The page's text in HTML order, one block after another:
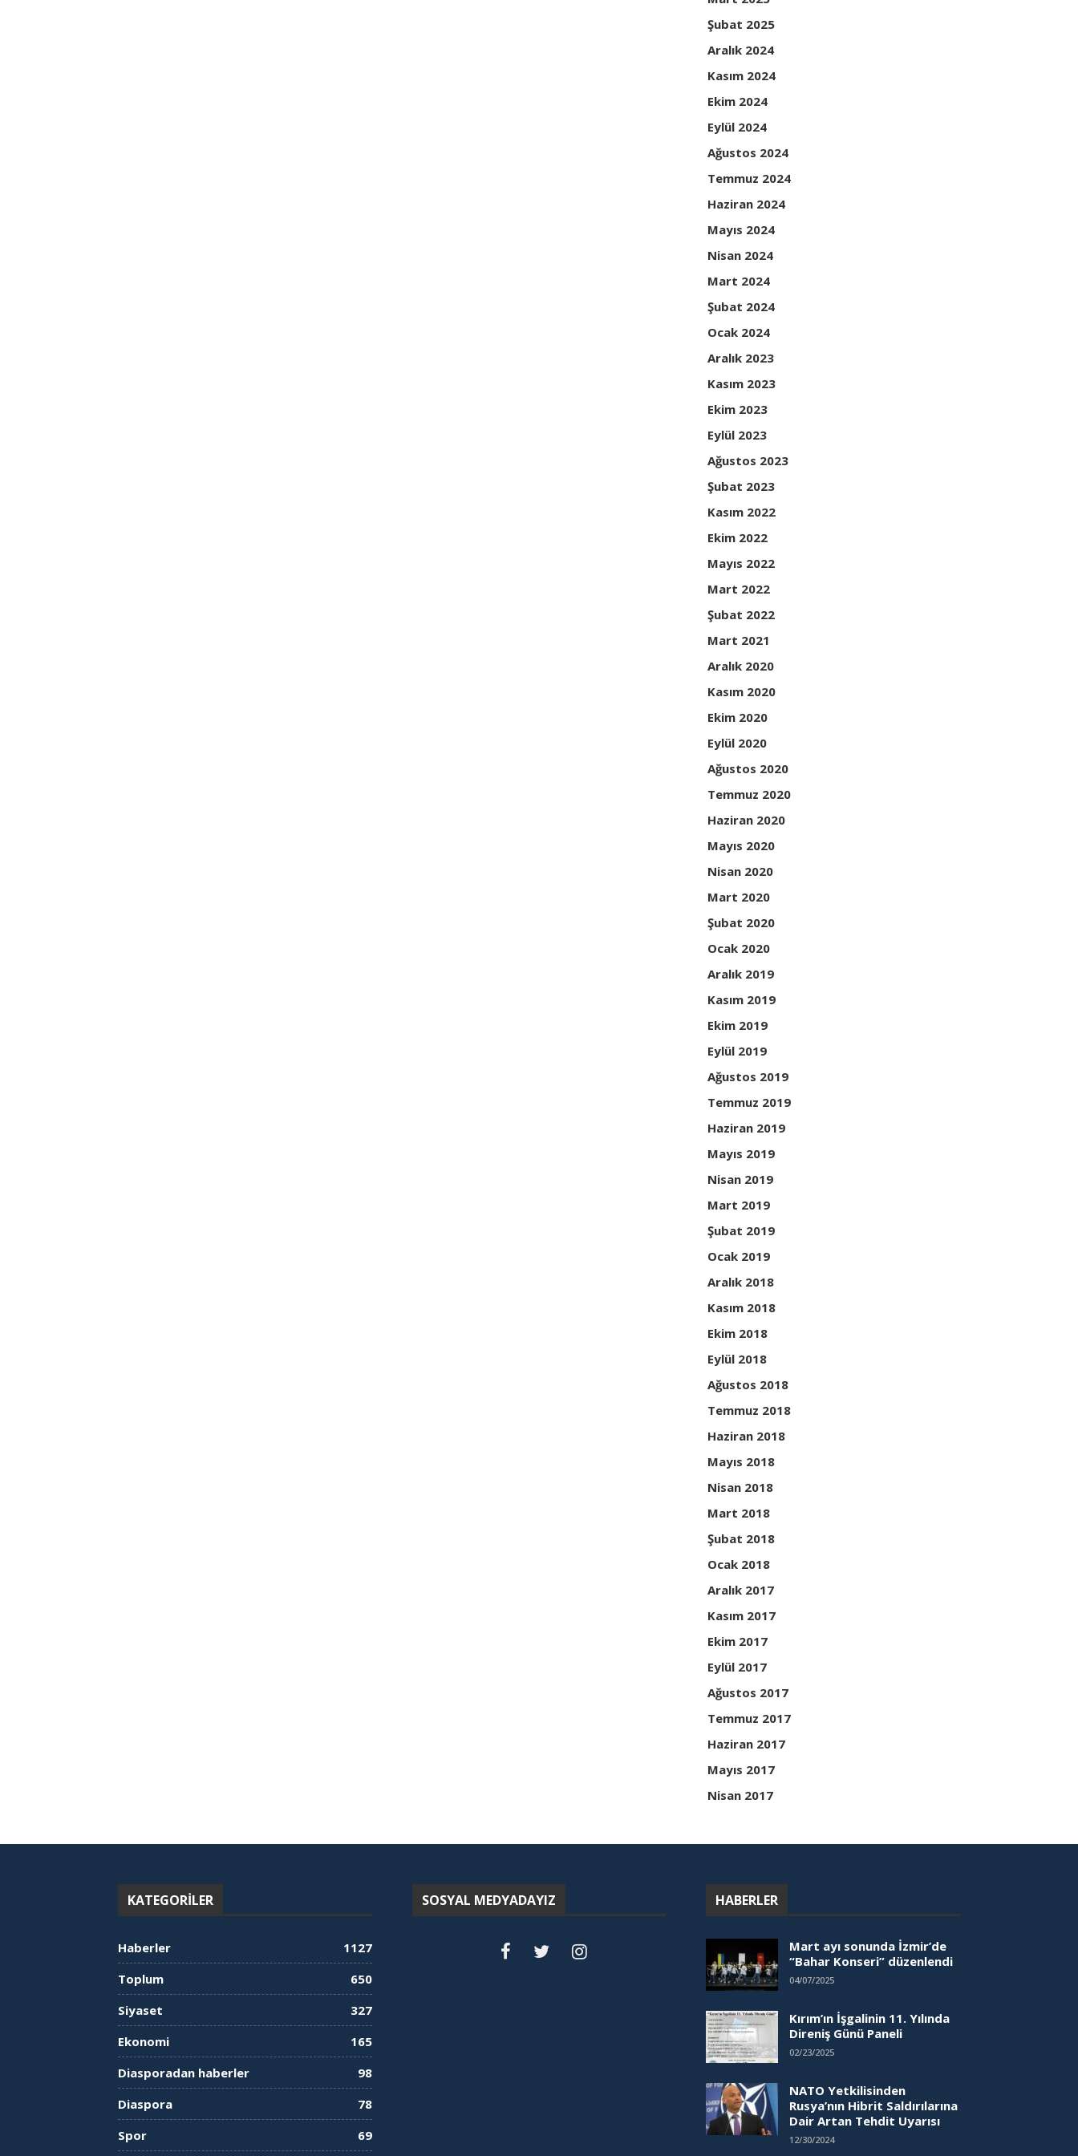
Şubat 2025
Aralık 2024
Kasım 2024
Ekim 2024
Eylül 2024
Ağustos 2024
Temmuz 2024
Haziran 2024
Mayıs 2024
Nisan 2024
Mart 2024
Şubat 2024
Ocak 2024
Aralık 2023
Kasım 2023
Ekim 2023
Eylül 2023
Ağustos 2023
Şubat 2023
Kasım 2022
Ekim 2022
Mayıs 2022
Mart 2022
Şubat 2022
Mart 2021
Aralık 2020
Kasım 2020
Ekim 2020
Eylül 2020
Ağustos 2020
Temmuz 2020
Haziran 2020
Mayıs 2020
Nisan 2020
Mart 2020
Şubat 2020
Ocak 2020
Aralık 2019
Kasım 2019
Ekim 2019
Eylül 2019
Ağustos 2019
Temmuz 2019
Haziran 2019
Mayıs 2019
Nisan 2019
Mart 2019
Şubat 2019
Ocak 2019
Aralık 2018
Kasım 2018
Ekim 2018
Eylül 2018
Ağustos 2018
Temmuz 2018
Haziran 2018
Mayıs 2018
Nisan 2018
Mart 2018
Şubat 2018
Ocak 2018
Aralık 2017
Kasım 2017
Ekim 2017
Eylül 2017
Ağustos 2017
Temmuz 2017
Haziran 2017
Mayıs 2017
Nisan 2017
KATEGORILER
Haberler
1127
Toplum
650
Siyaset
327
Ekonomi
165
Diasporadan haberler
98
Diaspora
78
Spor
69
SOSYAL MEDYADAYIZ HABERLER
Mart ayı sonunda İzmir’de
“Bahar Konseri” düzenlendi
04/07/2025
Kırım’ın İşgalinin 11. Yılında
Direniş Günü Paneli
02/23/2025
NATO Yetkilisinden
Rusya’nın Hibrit Saldırılarına
Dair Artan Tehdit Uyarısı
12/30/2024